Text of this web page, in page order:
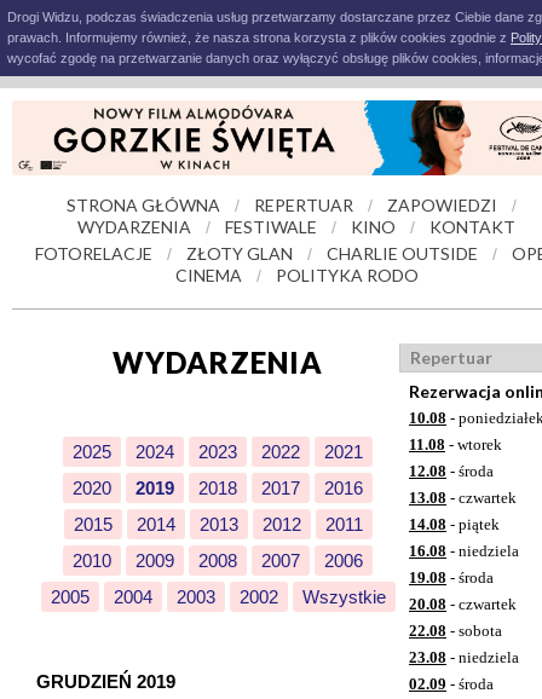
Drogi Widzu, podczas świadczenia usług przetwarzamy dostarczane przez Ciebie dane
prawach. Informujemy również, że nasza strona korzysta z plików cookies zgodnie z
wycofać zgodę na przetwarzanie danych oraz wyłączyć obsługę plików cookies,
STRONA GŁÓWNA / REPERTUAR / ZAPOWIEDZI /
WYDARZENIA / FESTIWALE / KINO /
KONTAKT
FOTORELACJE
/ ZŁOTY GLAN / CHARLIE OUTSIDE /
CINEMA
/ POLITYKA RODO
WYDARZENIA
2025 2024 2023 2022
2021
2020
2019 2018 2017
2016
2015
2014 2013 2012
2011
2010
2009 2008 2007
2006
2005
2004 2003 2002 Wszystkie
GRUDZIEŃ 2019
Repertuar
Rezerwacja
10.08 -
11.08 - wtorek
12.08 - środa
13.08 - czwartek
14.08 - piątek
16.08 - niedziela
19.08 - środa
20.08 - czwartek
22.08 - sobota
23.08 - niedziela
02.09 - środa